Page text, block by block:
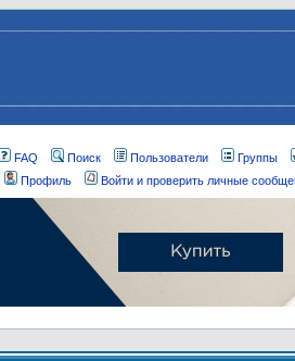
FAQ Поиск Пользователи Группы
Профиль
Войти и проверить личные